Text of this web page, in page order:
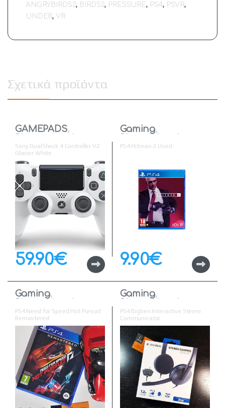
ANGRYBIRDS2, BIRDS2, PRESSURE, PS4, PSVR,
UNDER, VR
Σχετικά προϊόντα
GAMEPADS,
Sony DualShock 4 Controller V2
Glacier White
59.90€
Gaming,
PS4 Hitman 2 Used
9.90€
Gaming,
PS4 Need for Speed Hot Pursuit
Remastered
Gaming,
PS4 Bigben Interactive Stereo
Communicator